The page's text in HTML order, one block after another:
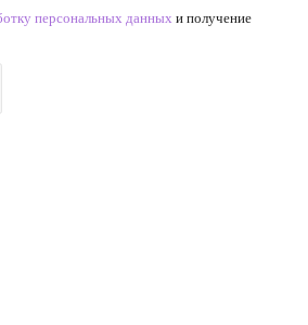
персональных данных и получение